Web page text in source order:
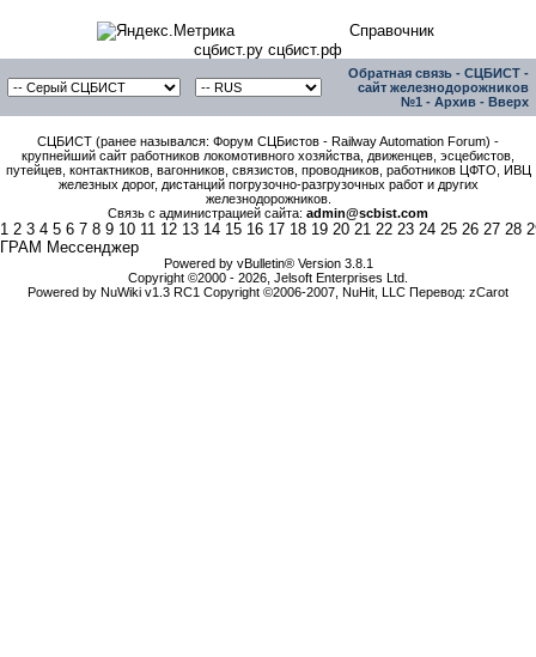
Справочник
сцбист.ру сцбист.рф
Обратная связь - СЦБИСТ -
сайт железнодорожников
№1 - Архив - Вверх
СЦБИСТ (ранее назывался: Форум СЦБистов - Railway Automation Forum) -
крупнейший сайт работников локомотивного хозяйства, движенцев, эсцебистов,
путейцев, контактников, вагонников, связистов, проводников, работников ЦФТО, ИВЦ
железных дорог, дистанций погрузочно-разгрузочных работ и других
железнодорожников.
Связь с администрацией сайта: admin@scbist.com
1 2 3 4 5 6 7 8 9 10 11 12 13 14 15 16 17 18 19 20 21 22 23 24 25 26 27 28
ГРАМ Мессенджер
Powered by vBulletin® Version 3.8.1
Copyright ©2000 - 2026, Jelsoft Enterprises Ltd.
Powered by NuWiki v1.3 RC1 Copyright ©2006-2007, NuHit, LLC Перевод: zCarot